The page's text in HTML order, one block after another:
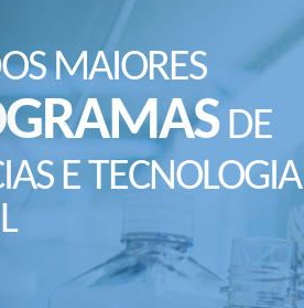
MAIORES
DE
E